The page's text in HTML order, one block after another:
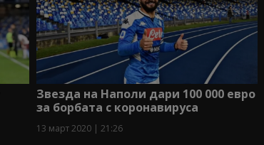
Звезда на Наполи дари 100 000 евро
за борбата с коронавируса
13 март 2020 | 21:26